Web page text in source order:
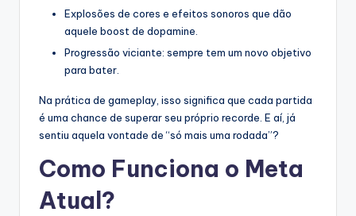
Explosões de cores e efeitos sonoros que dão
aquele boost de dopamine.
Progressão viciante: sempre tem um novo objetivo
para bater.
Na prática de gameplay, isso significa que cada partida
é uma chance de superar seu próprio recorde. E aí, já
sentiu aquela vontade de “só mais uma rodada”?
Como Funciona o Meta
Atual?